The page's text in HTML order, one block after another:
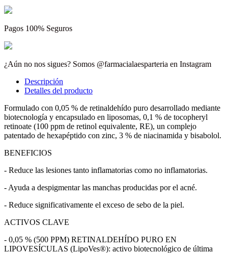
Pagos 100% Seguros
¿Aún no nos sigues? Somos @farmacialaesparteria en Instagram
Descripción
Detalles del producto
Formulado con 0,05 % de retinaldehído puro desarrollado mediante
biotecnología y encapsulado en liposomas, 0,1 % de tocopheryl
retinoate (100 ppm de retinol equivalente, RE), un complejo
patentado de hexapéptido con zinc, 3 % de niacinamida y bisabolol.
BENEFICIOS
- Reduce las lesiones tanto inflamatorias como no inflamatorias.
- Ayuda a despigmentar las manchas producidas por el acné.
- Reduce significativamente el exceso de sebo de la piel.
ACTIVOS CLAVE
- 0,05 % (500 PPM) RETINALDEHÍDO PURO EN
LIPOVESÍCULAS (LipoVes®): activo biotecnológico de última